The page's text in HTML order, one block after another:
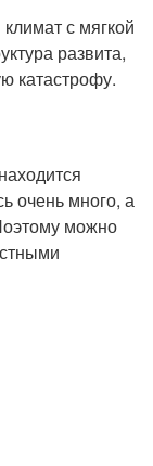
с мягкой
развита,
катастрофу.
очень много, а
можно